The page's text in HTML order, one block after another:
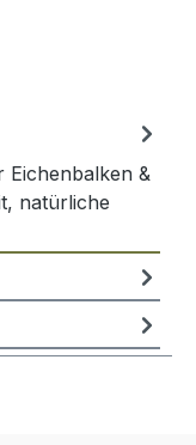
Eichenbalken &
natürliche